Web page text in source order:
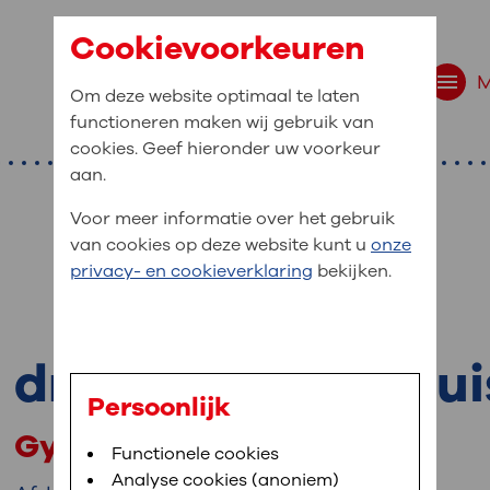
website navigatie
bent u naar op
Bloedafname,MijnOLVG,Digitalisering
medische gegevens
In MijnOLVG kunt u uw medische
het u uitkomt. OLVG breidt MijnOLVG
drs. M.A.T.
Gynaecoloog
Cookievoorkeuren
Om deze website optimaal te laten
functioneren maken wij gebruik van
cookies. Geef hieronder uw voorkeur
aan.
Voor meer informatie over het gebruik
van cookies op deze website kunt u onze
privacy- en cookieverklaring bekijken.
Persoonlijk
Functionele cookies
Analyse cookies (anoniem)